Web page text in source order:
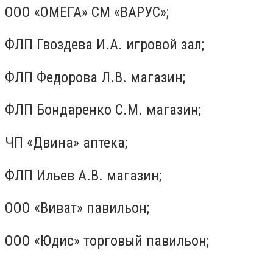
ООО «ОМЕГА» СМ «ВАРУС»;
ФЛП Гвоздева И.А. игровой зал;
ФЛП Федорова Л.В. магазин;
ФЛП Бондаренко С.М. магазин;
ЧП «Двина» аптека;
ФЛП Ильев А.В. магазин;
ООО «Виват» павильон;
ООО «Юдис» торговый павильон;